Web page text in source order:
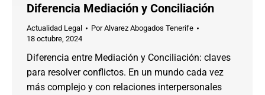
Diferencia Mediación y Conciliación
Actualidad Legal PorAlvarez Abogados Tenerife
18 octubre, 2024
Diferencia entre Mediación y Conciliación: claves
para resolver conflictos. En un mundo cada vez
más complejo y con relaciones interpersonales